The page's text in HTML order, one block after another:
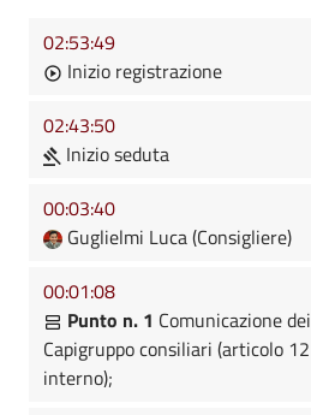
02:53:49
Inizio registrazione
02:43:50
Inizio seduta
00:03:40
Guglielmi Luca (Consigliere)
00:01:08
Punto n. 1 Comunicazione
Capigruppo consiliari (articolo
interno);